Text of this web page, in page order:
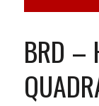
BRD –